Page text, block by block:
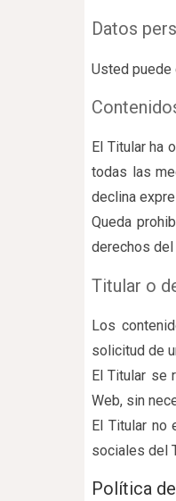
Datos
Usted puede
El Titular ha
todas las
declina
Queda
derechos del
Titular o
Los
solicitud de
El Titular se
Web, sin
El Titular no
sociales del
Política